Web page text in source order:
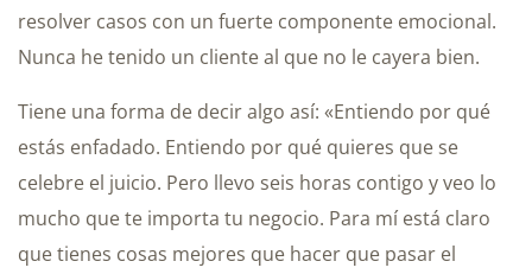
resolver casos con un fuerte componente emocional.
Nunca he tenido un cliente al que no le cayera bien.
Tiene una forma de decir algo así: «Entiendo por qué
estás enfadado. Entiendo por qué quieres que se
celebre el juicio. Pero llevo seis horas contigo y veo lo
mucho que te importa tu negocio. Para mí está claro
que tienes cosas mejores que hacer que pasar el